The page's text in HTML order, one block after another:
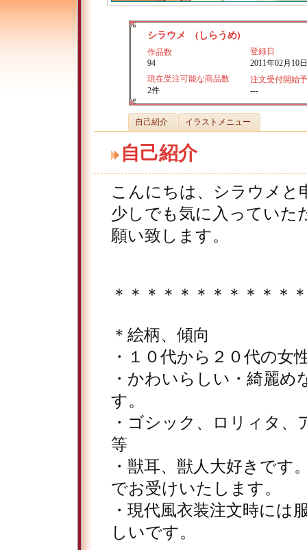
シラウメ (しらうめ)
作品数
94
登録日
2011年02月10日
現在受注可能な商品数
2件
注文受付開始
---
自己紹介 イラストメニュー
自己紹介
こんにちは、シラウメと
少しでも気に入っていた
願い致します。
＊＊＊＊＊＊＊＊＊＊＊
＊絵柄、傾向
・１０代から２０代の女
・かわいらしい・綺麗め
す。
・ゴシック、ロリィタ
等
・獣耳、獣人大好きです
でお受けいたします。
・現代風衣装注文時に
しいです。